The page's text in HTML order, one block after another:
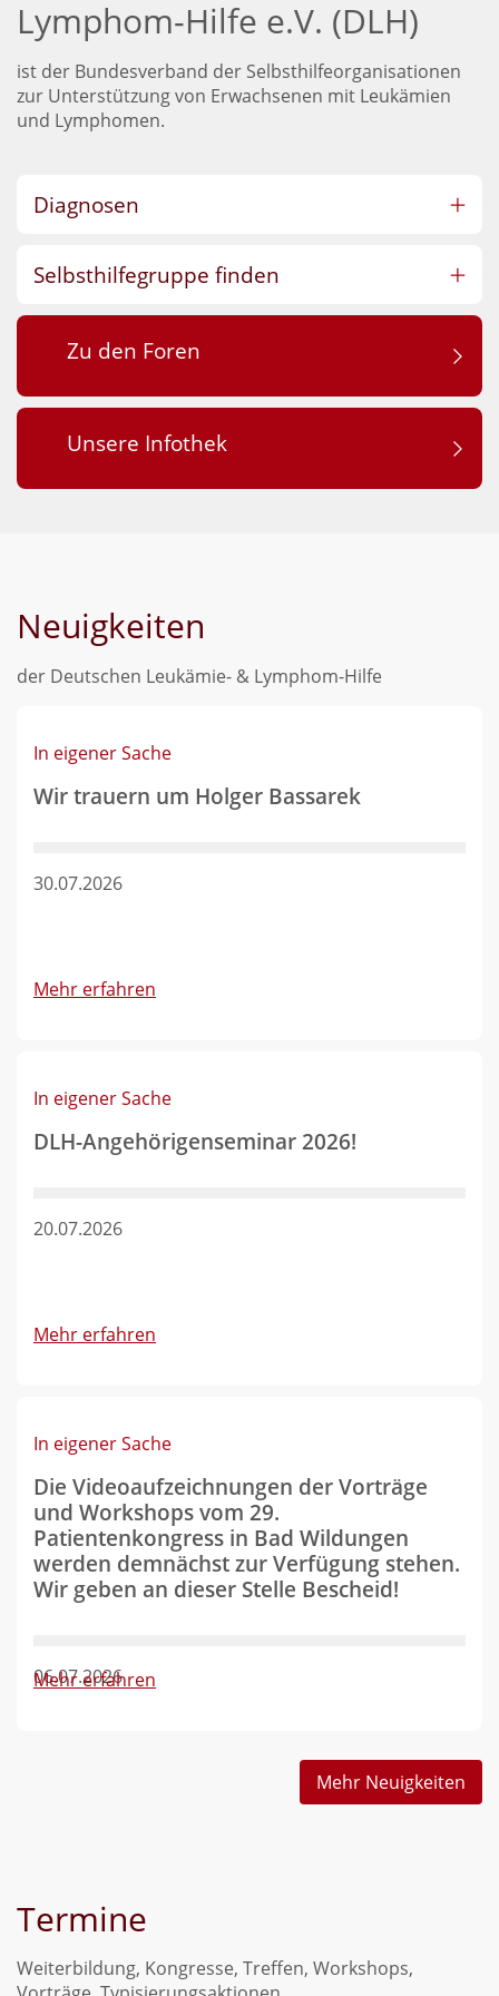
Lymphom-Hilfe e.V. (DLH)
ist der Bundesverband der Selbsthilfeorganisationen
zur Unterstützung von Erwachsenen mit Leukämien
und Lymphomen.
Diagnosen
Selbsthilfegruppe finden
Zu den Foren
Unsere Infothek
Neuigkeiten
der Deutschen Leukämie- & Lymphom-Hilfe
In eigener Sache
Wir trauern um Holger Bassarek
30.07.2026
Mehr erfahren
In eigener Sache
DLH-Angehörigenseminar 2026!
20.07.2026
Mehr erfahren
In eigener Sache
Die Videoaufzeichnungen der Vorträge
und Workshops vom 29.
Patientenkongress in Bad Wildungen
werden demnächst zur Verfügung stehen.
Wir geben an dieser Stelle Bescheid!
06.07.2026
Mehr erfahren
Mehr Neuigkeiten
Termine
Weiterbildung, Kongresse, Treffen, Workshops,